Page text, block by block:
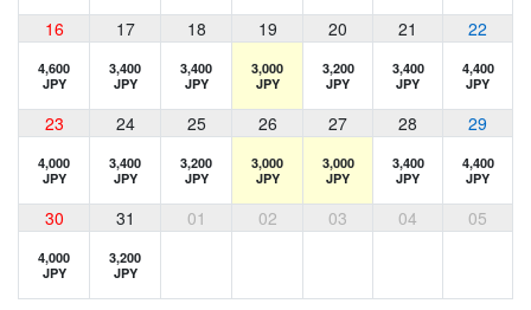
16 17 18 19 20 21 22
4,600
JPY
3,400
JPY
3,400
JPY
3,000
JPY
3,200
JPY
3,400
JPY
4,400
JPY
23 24 25 26 27 28 29
4,000
JPY
3,400
JPY
3,200
JPY
3,000
JPY
3,000
JPY
3,400
JPY
4,400
JPY
30 31 01 02 03 04 05
4,000
JPY
3,200
JPY